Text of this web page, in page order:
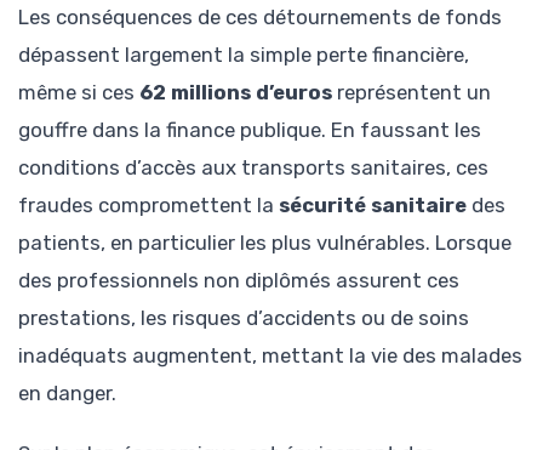
Les conséquences de ces détournements de fonds
dépassent largement la simple perte financière,
même si ces 62 millions d’euros représentent un
gouffre dans la finance publique. En faussant les
conditions d’accès aux transports sanitaires, ces
fraudes compromettent la sécurité sanitaire des
patients, en particulier les plus vulnérables. Lorsque
des professionnels non diplômés assurent ces
prestations, les risques d’accidents ou de soins
inadéquats augmentent, mettant la vie des malades
en danger.